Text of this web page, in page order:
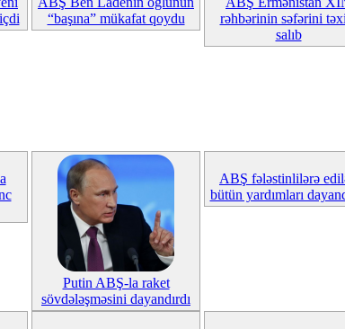
“başına” mükafat qoydu
rəhbərinin səfərini
salıb
Putin ABŞ-la raket
sövdələşməsini dayandırdı
ABŞ fələstinlilərə
bütün yardımları